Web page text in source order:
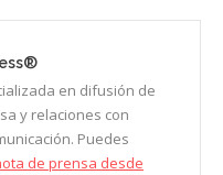
PinterestWhatsApp
en difusión de
y relaciones con
Puedes
de prensa desde